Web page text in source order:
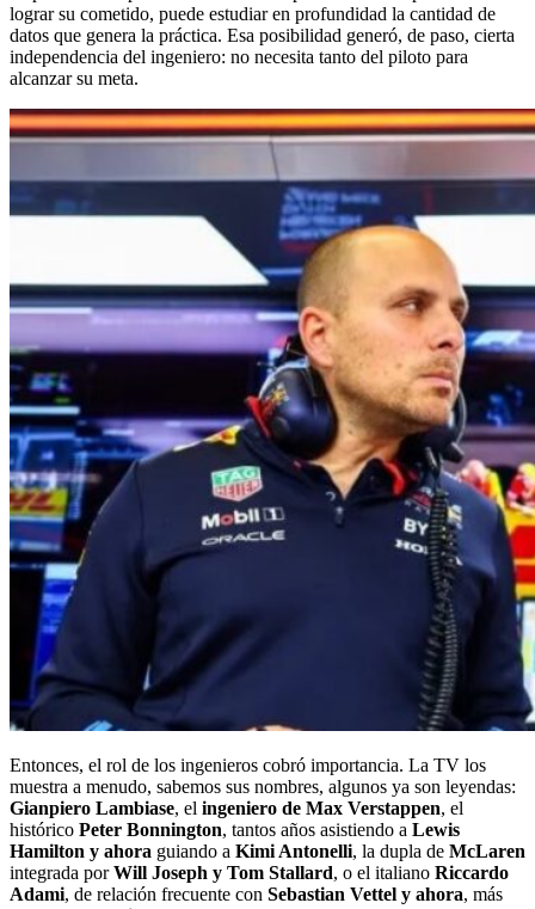
lograr su cometido, puede estudiar en profundidad la cantidad de
datos que genera la práctica. Esa posibilidad generó, de paso, cierta
independencia del ingeniero: no necesita tanto del piloto para
alcanzar su meta.
Entonces, el rol de los ingenieros cobró importancia. La TV los
muestra a menudo, sabemos sus nombres, algunos ya son leyendas:
Gianpiero Lambiase, el ingeniero de Max Verstappen, el
histórico Peter Bonnington, tantos años asistiendo a Lewis
Hamilton y ahora guiando a Kimi Antonelli, la dupla de McLaren
integrada porWill Joseph y Tom Stallard, o el italiano Riccardo
Adami, de relación frecuente con Sebastian Vettel y ahora, más